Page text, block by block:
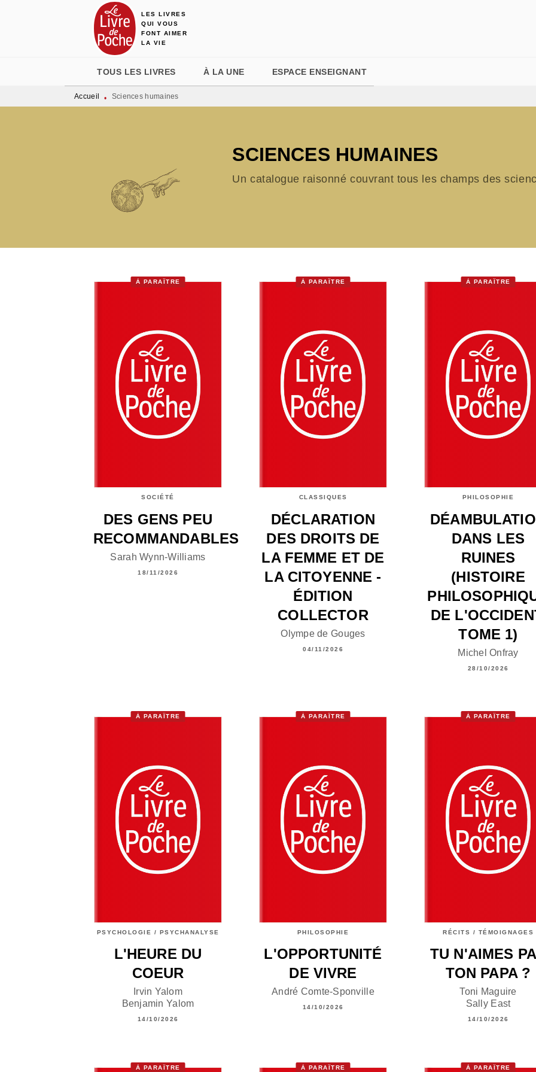
MENU RECHERCHE
LES LIVRES
QUI VOUS
FONT AIMER
LA VIE
TOUS LES LIVRES À LA UNE ESPACE ENSEIGNANT
Accueil • Sciences humaines
SCIENCES HUMAINES
Un catalogue raisonné couvrant tous les champs des
À PARAÎTRE
SOCIÉTÉ
DES GENS PEU
RECOMMANDABLES
Sarah Wynn-Williams
18/11/2026
À PARAÎTRE
CLASSIQUES
DÉCLARATION
DES DROITS DE
LA FEMME ET DE
LA CITOYENNE -
ÉDITION
COLLECTOR
Olympe de Gouges
04/11/2026
À PARAÎTRE
PHILOSOPHIE
DANS LES
RUINES
(HISTOIRE
DE
TOME 1)
Michel Onfray
28/10/2026
À PARAÎTRE
PSYCHOLOGIE / PSYCHANALYSE
L'HEURE DU
COEUR
Irvin Yalom
Benjamin Yalom
14/10/2026
À PARAÎTRE
PHILOSOPHIE
L'OPPORTUNITÉ
DE VIVRE
André Comte-Sponville
14/10/2026
À PARAÎTRE
RÉCITS / TÉMOIGNAGES
TU N'AIMES
TON PAPA ?
Toni Maguire
Sally East
14/10/2026
À PARAÎTRE À PARAÎTRE À PARAÎTRE